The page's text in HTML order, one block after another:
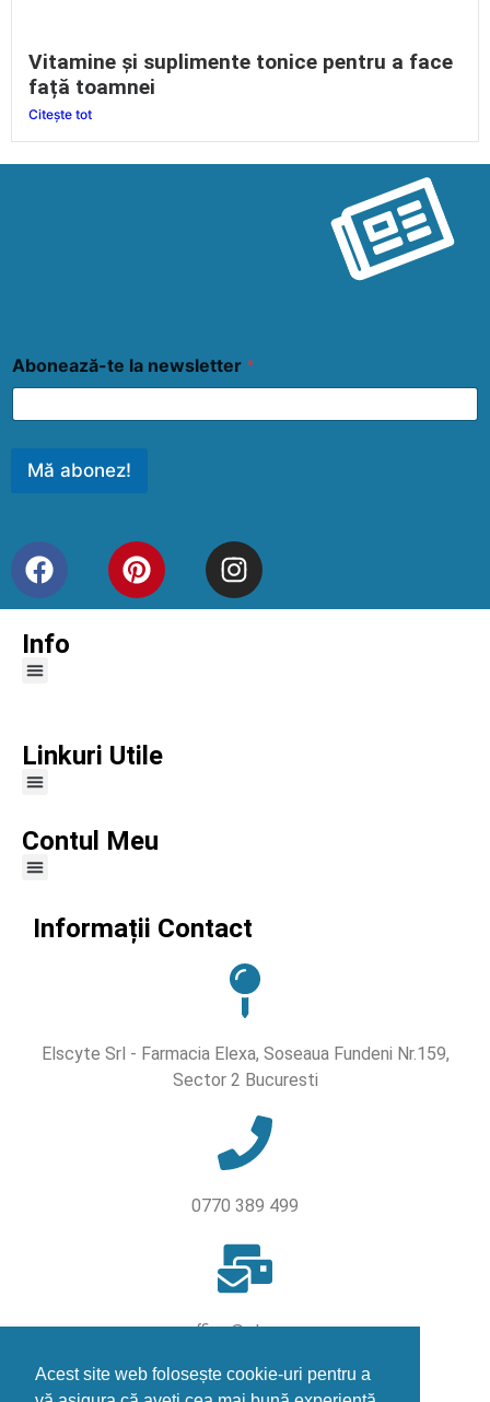
Vitamine și suplimente tonice pentru a face
față toamnei
Citește tot
Abonează-te la newsletter *
Mă abonez!
Info
Linkuri Utile
Contul Meu
Informații Contact
Elscyte Srl - Farmacia Elexa, Soseaua Fundeni Nr.159,
Sector 2 Bucuresti
0770 389 499
office@elexa.ro
Acest site web folosește cookie-uri pentru a